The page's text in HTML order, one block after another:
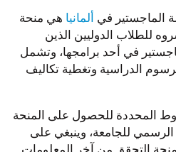
الماجستير في ألمانيا هي منحة
للطلاب الدوليين الذين
في أحد برامجها، وتشمل
الدراسية وتغطية تكاليف
المحددة للحصول على المنحة
للجامعة، وينبغي على